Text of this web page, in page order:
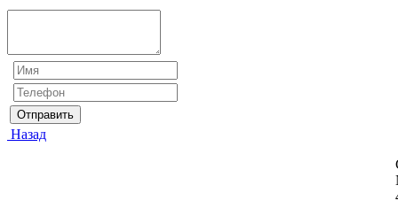
Отправить
Назад